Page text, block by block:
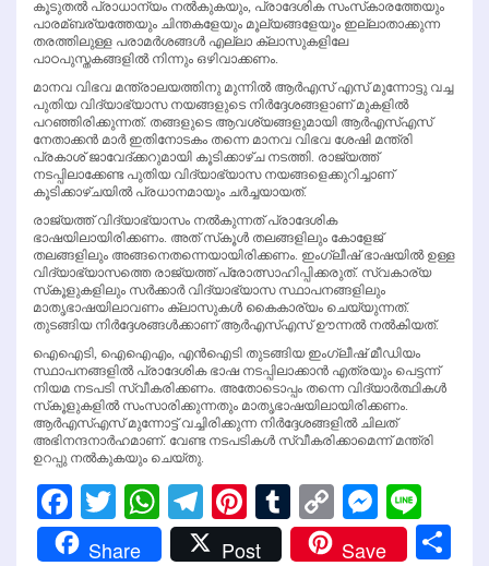
കൂടുതല്‍ പ്രാധാന്യം നല്‍കുകയും, പ്രാദേശിക സംസ്‌കാരത്തേയും
പാരമ്ബര്യത്തേയും ചിന്തകളേയും മൂല്യങ്ങളേയും ഇല്ലാതാക്കുന്ന
തരത്തിലുള്ള പരാമര്‍ശങ്ങള്‍ എല്ലാ ക്ലാസുകളിലേ
പാഠപുസ്തകങ്ങളില്‍ നിന്നും ഒഴിവാക്കണം.
മാനവ വിഭവ മന്ത്രാലയത്തിനു മുന്നില്‍ ആര്‍എസ് എസ് മുന്നോട്ടു വച്ച
പുതിയ വിദ്യാഭ്യാസ നയങ്ങളുടെ നിര്‍ദ്ദേശങ്ങളാണ് മുകളില്‍
പറഞ്ഞിരിക്കുന്നത്. തങ്ങളുടെ ആവശ്യങ്ങളുമായി ആര്‍എസ്എസ്
നേതാക്കന്‍ മാര്‍ ഇതിനോടകം തന്നെ മാനവ വിഭവ ശേഷി മന്ത്രി
പ്രകാശ് ജാവേദ്ക്കറുമായി കൂടിക്കാഴ്ച നടത്തി. രാജ്യത്ത്
നടപ്പിലാക്കേണ്ട പുതിയ വിദ്യാഭ്യാസ നയങ്ങളെക്കുറിച്ചാണ്
കൂടിക്കാഴ്ചയില്‍ പ്രധാനമായും ചര്‍ച്ചയായത്.
രാജ്യത്ത് വിദ്യാഭ്യാസം നല്‍കുന്നത് പ്രാദേശിക
ഭാഷയിലായിരിക്കണം. അത് സ്‌കൂള്‍ തലങ്ങളിലും കോളേജ്
തലങ്ങളിലും അങ്ങനെതന്നെയായിരിക്കണം. ഇംഗ്ലീഷ് ഭാഷയില്‍ ഉള്ള
വിദ്യാഭ്യാസത്തെ രാജ്യത്ത് പ്രോത്സാഹിപ്പിക്കരുത്. സ്വകാര്യ
സ്‌കൂളുകളിലും സര്‍ക്കാര്‍ വിദ്യാഭ്യാസ സ്ഥാപനങ്ങളിലും
മാതൃഭാഷയിലാവണം ക്ലാസുകള്‍ കൈകാര്യം ചെയ്യുന്നത്.
തുടങ്ങിയ നിര്‍ദ്ദേശങ്ങള്‍ക്കാണ് ആര്‍എസ്എസ് ഊന്നല്‍ നല്‍കിയത്.
ഐഐടി, ഐഐഎം, എന്‍ഐടി തുടങ്ങിയ ഇംഗ്ലീഷ് മീഡിയം
സ്ഥാപനങ്ങളില്‍ പ്രാദേശിക ഭാഷ നടപ്പിലാക്കാന്‍ എത്രയും പെട്ടന്ന്
നിയമ നടപടി സ്വീകരിക്കണം. അതോടൊപ്പം തന്നെ വിദ്യാര്‍ത്ഥികള്‍
സ്‌കൂളുകളില്‍ സംസാരിക്കുന്നതും മാതൃഭാഷയിലായിരിക്കണം.
ആര്‍എസ്എസ് മുന്നോട്ട് വച്ചിരിക്കുന്ന നിര്‍ദ്ദേശങ്ങളില്‍ ചിലത്
അഭിനന്ദനാര്‍ഹമാണ്. വേണ്ട നടപടികള്‍ സ്വീകരിക്കാമെന്ന് മന്ത്രി
ഉറപ്പു നല്‍കുകയും ചെയ്തു.
Facebook
Twitter
WhatsApp
Telegram
Pinterest
Tumblr
Copy
Link
Share Post Save